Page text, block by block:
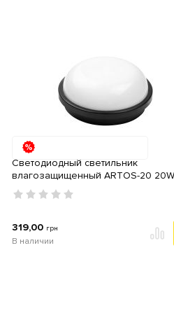
Светодиодный светильник
влагозащищенный ARTOS-20
6400К черный
319,00 грн
В наличии